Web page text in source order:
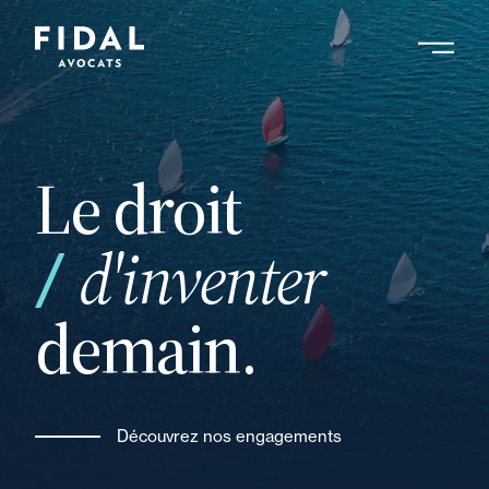
Aller
au
contenu
principalRechercher un mot clé, un professionnel ....
Le droit
d'inventer
demain.
Découvrez nos engagements
et